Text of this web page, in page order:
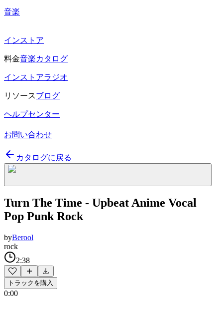
音楽
インストア
料金音楽カタログ
インストアラジオ
リソースブログ
ヘルプセンター
お問い合わせ
カタログに戻る
Turn The Time - Upbeat Anime Vocal
Pop Punk Rock
byBerool
rock
2:38
トラックを購入
0:00